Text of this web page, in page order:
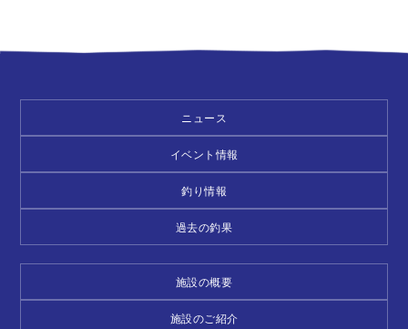
ニュース
イベント情報
釣り情報
過去の釣果
施設の概要
施設のご紹介